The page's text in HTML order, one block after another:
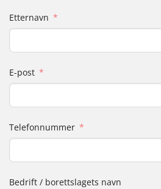
Etternavn
E-post
Telefonnummer
Bedrift / borettslagets navn